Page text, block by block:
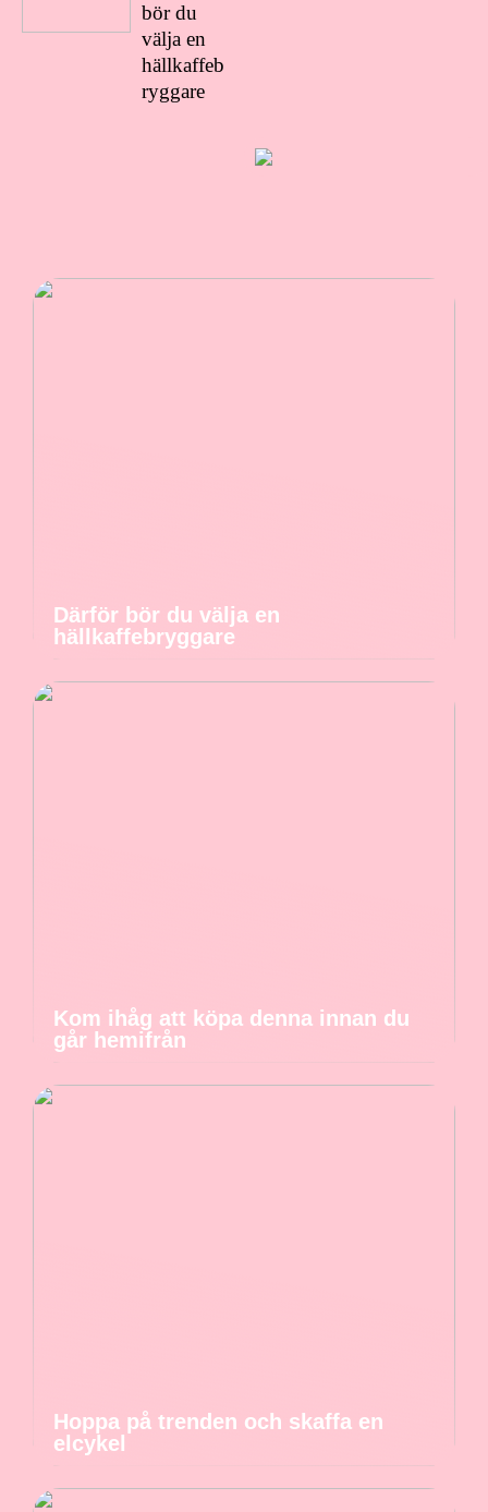
bör du
välja en
hällkaffeb
ryggare
Därför bör du välja en
hällkaffebryggare
Kom ihåg att köpa denna innan du
går hemifrån
Hoppa på trenden och skaffa en
elcykel